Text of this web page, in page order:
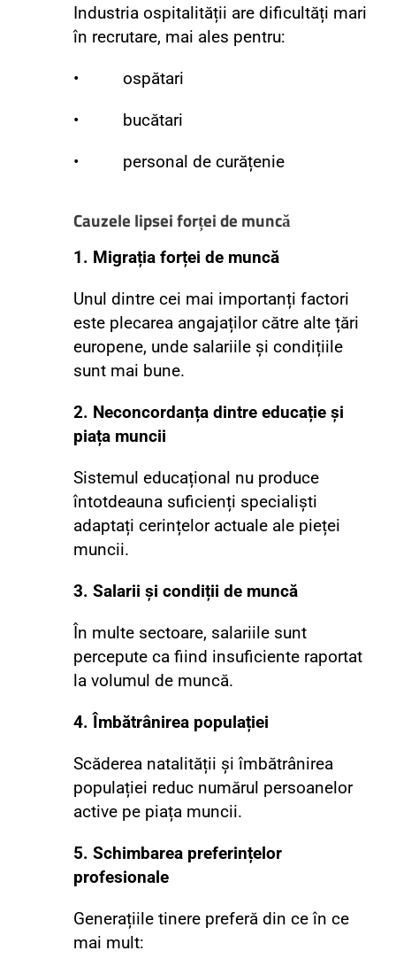
Industria ospitalității are dificultăți mari
în recrutare, mai ales pentru:
• ospătari
• bucătari
• personal de curățenie
Cauzele lipsei forței de muncă
1. Migrația forței de muncă
Unul dintre cei mai importanți factori
este plecarea angajaților către alte țări
europene, unde salariile și condițiile
sunt mai bune.
2. Neconcordanța dintre educație și
piața muncii
Sistemul educațional nu produce
întotdeauna suficienți specialiști
adaptați cerințelor actuale ale pieței
muncii.
3. Salarii și condiții de muncă
În multe sectoare, salariile sunt
percepute ca fiind insuficiente raportat
la volumul de muncă.
4. Îmbătrânirea populației
Scăderea natalității și îmbătrânirea
populației reduc numărul persoanelor
active pe piața muncii.
5. Schimbarea preferințelor
profesionale
Generațiile tinere preferă din ce în ce
mai mult: